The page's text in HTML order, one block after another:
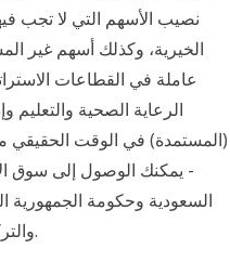
نصيب الأسهم التي لا تجب
الخيرية، وكذلك أسهم غير
عاملة في القطاعات
الرعاية الصحية
(المستمدة) في الوقت الحقيقي
- يمكنك الوصول إلى سوق
السعودية وحكومة الجمهورية
والتركات ورأس المال ، الموقعة في 2011/2/18، والنافذة اعتبارًا من 2012/6/1.